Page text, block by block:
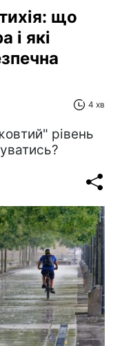
що
і які
4 хв
рівень